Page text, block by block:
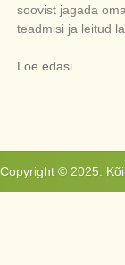
soovist jagada
teadmisi ja leitud
Loe edasi...
Copyright © 2025.